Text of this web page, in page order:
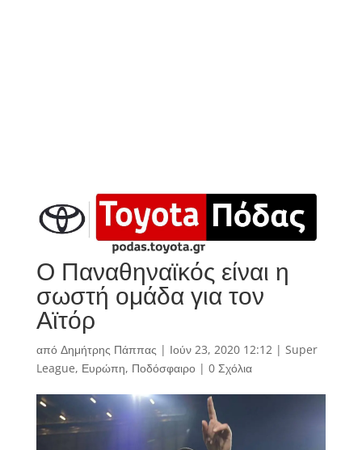
Ο Παναθηναϊκός είναι η
σωστή ομάδα για τον
Αϊτόρ
από Δημήτρης Πάππας | Ιούν 23, 2020 12:12| Super
League, Ευρώπη, Ποδόσφαιρο| 0 Σχόλια